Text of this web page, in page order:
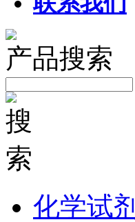
产品搜索
化学试剂